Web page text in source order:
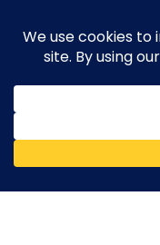
content
execute-
upload it including a
other
O
O
E